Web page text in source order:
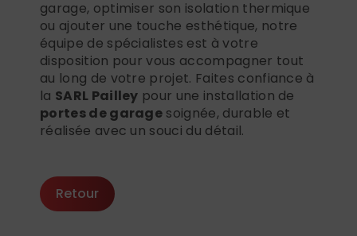
garage, optimiser son isolation thermique
ou ajouter une touche esthétique, notre
équipe de spécialistes est à votre
disposition pour vous accompagner tout
au long de votre projet. Faites confiance à
la SARL Pailley pour une installation de
portes de garage soignée, durable et
réalisée avec un souci du détail.
Retour